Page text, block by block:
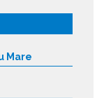
Mare